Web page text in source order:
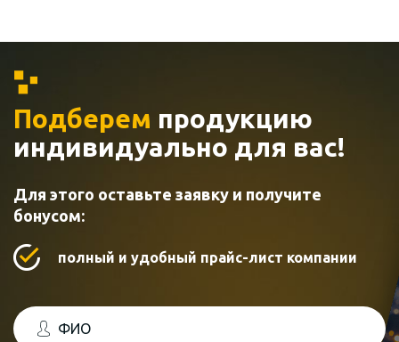
Подберем продукцию
индивидуально для вас!
Для этого оставьте заявку и получите
бонусом:
полный и удобный прайс-лист компании
ФИО